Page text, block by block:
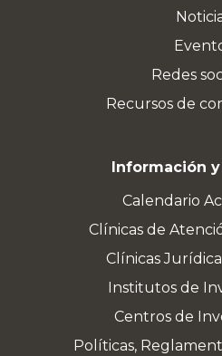
Redes
Recursos de
Información
Calendario
Clínicas de
Clínicas
Institutos de
Centros de
Políticas,